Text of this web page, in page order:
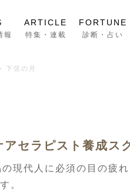
報
ARTICLE
特集・連載
FORTUNE
診断・占い
下弦の月
セラピスト養成ス
現代人に必須の目の疲
。